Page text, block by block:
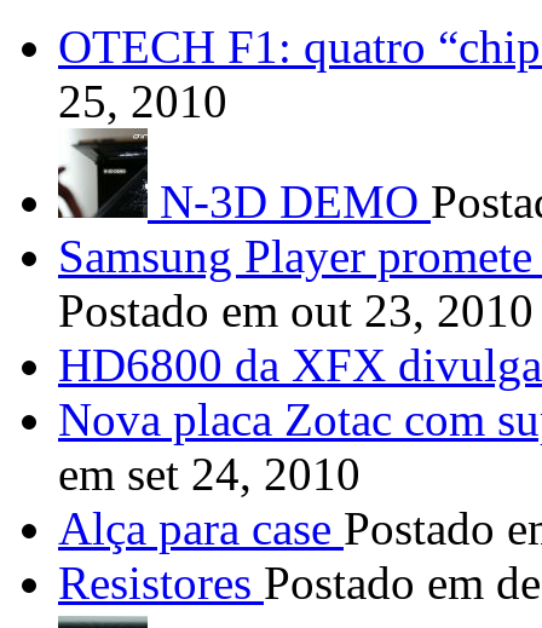
OTECH F1: quatro
25, 2010
N-3D DEMO
Samsung Player
Postado em out 23, 2010
HD6800 da XFX
Nova placa Zotac com
em set 24, 2010
Alça para case Postado
Resistores Postado em